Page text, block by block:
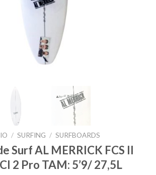
/ SURFING / SURFBOARDS
Surf AL MERRICK FCS II
2 Pro TAM: 5’9/ 27,5L